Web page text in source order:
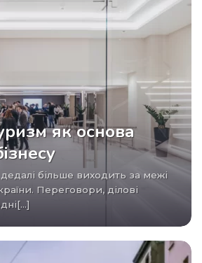
як основа
Переговори, ділові